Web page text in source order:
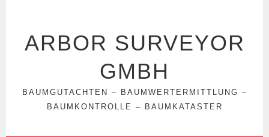
ARBOR SURVEYOR
GMBH
BAUMGUTACHTEN – BAUMWERTERMITTLUNG –
BAUMKONTROLLE – BAUMKATASTER